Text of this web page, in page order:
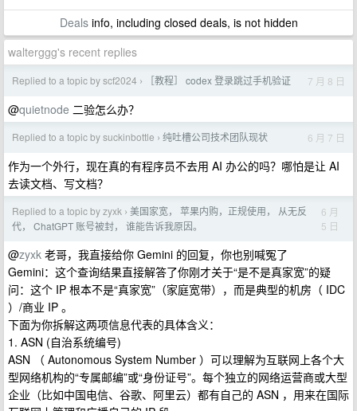
Dealsinfo, including closed deals, is not hidden
walterggg's recent replies
Replied to a topic by scf2024 › ［教程］ codex 登录跳过手机验证 7 月 8 日
@quietnode 二验怎么办？
Replied to a topic by suckinbottle › 纯吐槽公司技术团队现状 6 月 7 日
作为一个外行，现在真的有程序员不去用 AI 办公的吗？哪怕是让 AI
去读文档、写文档？
Replied to a topic by zyxk › 美国家宽， 苹果内购，正规使用， 从无反
代， ChatGPT 账号被封， 谁能告诉我原因。
6 月
5 日
@zyxk 老哥，我直接给你 Gemini 的回复，你也别喊冤了
Gemini：这个查询结果直接解答了你刚才关于“是不是真家宽”的疑
问：这个 IP 根本不是“真家宽”（家庭宽带），而是典型的机房（ IDC
）/商业 IP 。
下面为你拆解这两项信息代表的具体含义：
1. ASN (自治系统编号)
ASN （ Autonomous System Number ）可以理解为互联网上各个大
型网络机构的“专属邮编”或“身份证号”。每个独立的网络运营商或大型
企业（比如中国电信、谷歌、阿里云）都有自己的 ASN ，用来在国际